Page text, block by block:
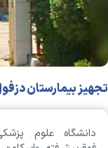
تجهیز بیمارستان
دانشگاه علوم